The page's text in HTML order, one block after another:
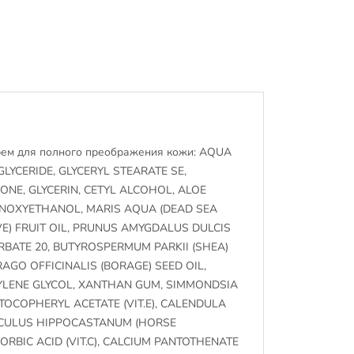
для полного преображения кожи: AQUA
GLYCERYL STEARATE SE,
GLYCERIN, CETYL ALCOHOL, ALOE
MARIS AQUA (DEAD SEA
FRUIT OIL, PRUNUS AMYGDALUS DULCIS
20, BUTYROSPERMUM PARKII (SHEA)
OFFICINALIS (BORAGE) SEED OIL,
GLYCOL, XANTHAN GUM, SIMMONDSIA
ACETATE (VIT.E), CALENDULA
HIPPOCASTANUM (HORSE
ACID (VIT.C), CALCIUM PANTOTHENATE